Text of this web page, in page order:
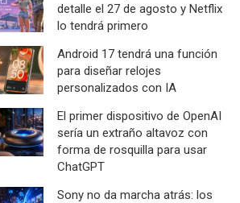
detalle el 27 de agosto y Netflix
lo tendrá primero
Android 17 tendrá una función
para diseñar relojes
personalizados con IA
El primer dispositivo de OpenAI
sería un extraño altavoz con
forma de rosquilla para usar
ChatGPT
Sony no da marcha atrás: los